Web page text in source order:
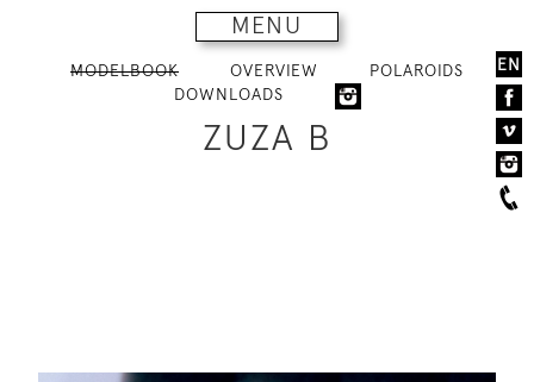
MENU
EN
MODELBOOK OVERVIEW
POLAROIDS
DOWNLOADS
ZUZA B